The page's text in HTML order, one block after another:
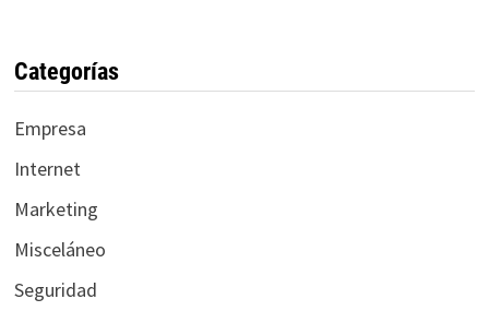
Categorías
Empresa
Internet
Marketing
Misceláneo
Seguridad